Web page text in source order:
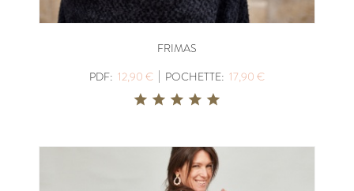
FRIMAS
PDF: 12,90 € | POCHETTE: 17,90 €